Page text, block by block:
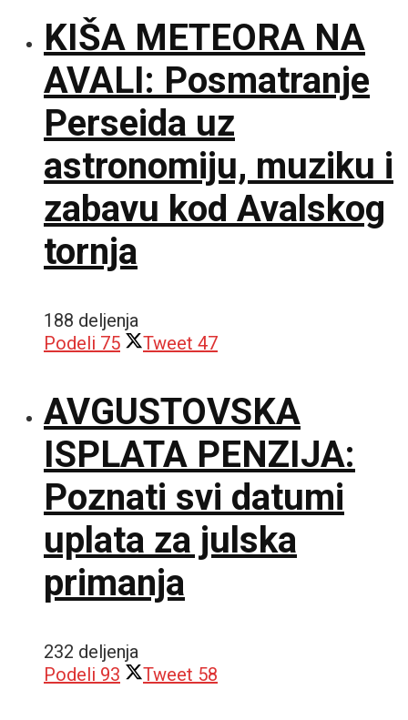
KIŠA METEORA NA
AVALI: Posmatranje
Perseida uz
astronomiju, muziku i
zabavu kod Avalskog
tornja
188 deljenja
Podeli 75 Tweet 47
AVGUSTOVSKA
ISPLATA PENZIJA:
Poznati svi datumi
uplata za julska
primanja
232 deljenja
Podeli 93 Tweet 58